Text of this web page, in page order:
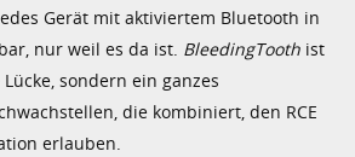
Gerät mit aktiviertem Bluetooth in
nur weil es da ist. BleedingTooth ist
sondern ein ganzes
die kombiniert, den RCE
erlauben.